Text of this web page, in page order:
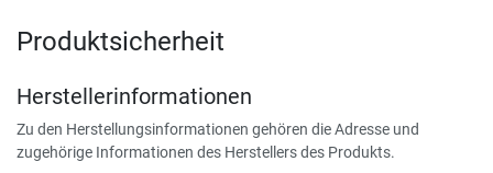
Produktsicherheit
Herstellerinformationen
Zu den Herstellungsinformationen gehören die Adresse und
zugehörige Informationen des Herstellers des Produkts.